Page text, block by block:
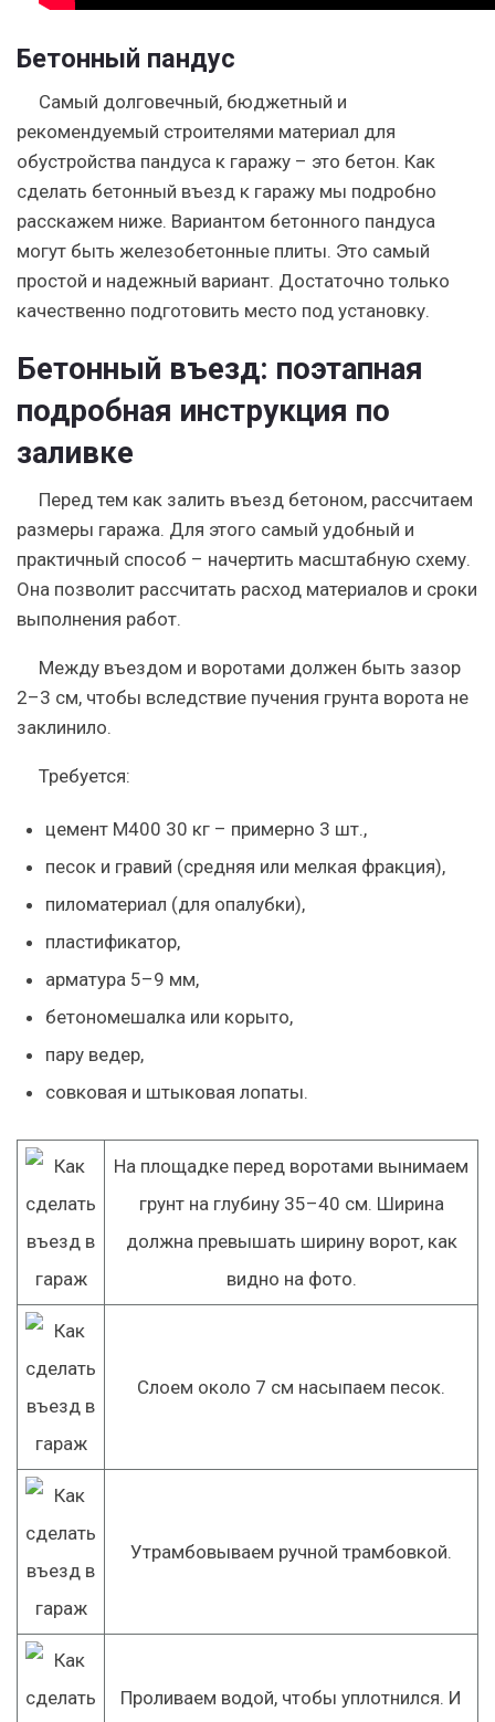
Бетонный пандус
Самый долговечный, бюджетный и
рекомендуемый строителями материал для
обустройства пандуса к гаражу – это бетон. Как
сделать бетонный въезд к гаражу мы подробно
расскажем ниже. Вариантом бетонного пандуса
могут быть железобетонные плиты. Это самый
простой и надежный вариант. Достаточно только
качественно подготовить место под установку.
Бетонный въезд: поэтапная
подробная инструкция по
заливке
Перед тем как залить въезд бетоном, рассчитаем
размеры гаража. Для этого самый удобный и
практичный способ – начертить масштабную схему.
Она позволит рассчитать расход материалов и сроки
выполнения работ.
Между въездом и воротами должен быть зазор
2–3 см, чтобы вследствие пучения грунта ворота не
заклинило.
Требуется:
цемент М400 30 кг – примерно 3 шт.,
песок и гравий (средняя или мелкая фракция),
пиломатериал (для опалубки),
пластификатор,
арматура 5–9 мм,
бетономешалка или корыто,
пару ведер,
совковая и штыковая лопаты.
На площадке перед воротами вынимаем
грунт на глубину 35–40 см. Ширина
должна превышать ширину ворот, как
видно на фото.
Слоем около 7 см насыпаем песок.
Утрамбовываем ручной трамбовкой.
Проливаем водой, чтобы уплотнился. И